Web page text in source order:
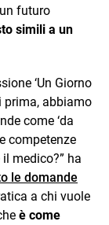
futuro
simili a un
‘Un Giorno
prima, abbiamo
come ‘da
competenze
medico?” ha
le domande
a chi vuole
è come